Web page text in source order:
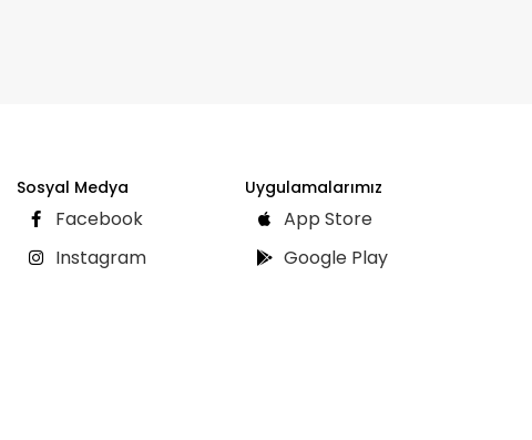
Sosyal Medya
Facebook
Instagram
Uygulamalarımız
App Store
Google Play